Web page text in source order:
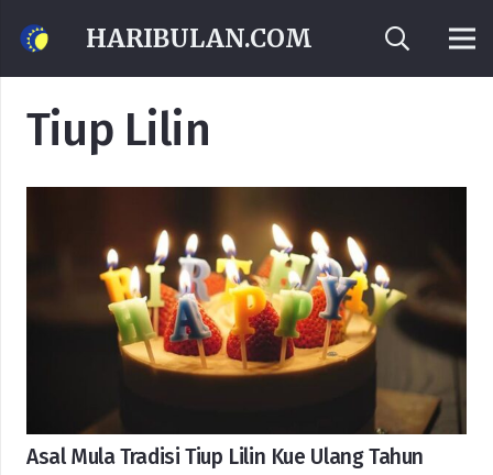
HARIBULAN.COM
Tiup Lilin
Asal Mula Tradisi Tiup Lilin Kue Ulang Tahun